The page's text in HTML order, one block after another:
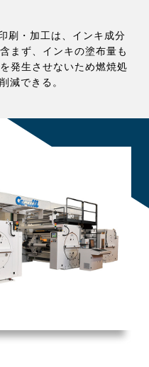
刷・加工は、インキ成分
まず、インキの塗布量も
発生させないため燃焼処
減できる。